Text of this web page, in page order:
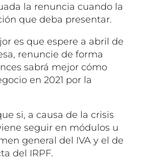
la renuncia cuando la
que deba presentar.
es que espere a abril de
renuncie de forma
sabrá mejor cómo
en 2021 por la
si, a causa de la crisis
seguir en módulos u
general del IVA y el de
del IRPF.